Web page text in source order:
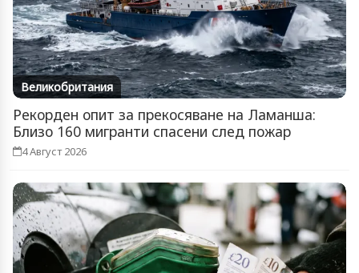
Великобритания
Рекорден опит за прекосяване на Ламанша:
Близо 160 мигранти спасени след пожар
4 Август 2026